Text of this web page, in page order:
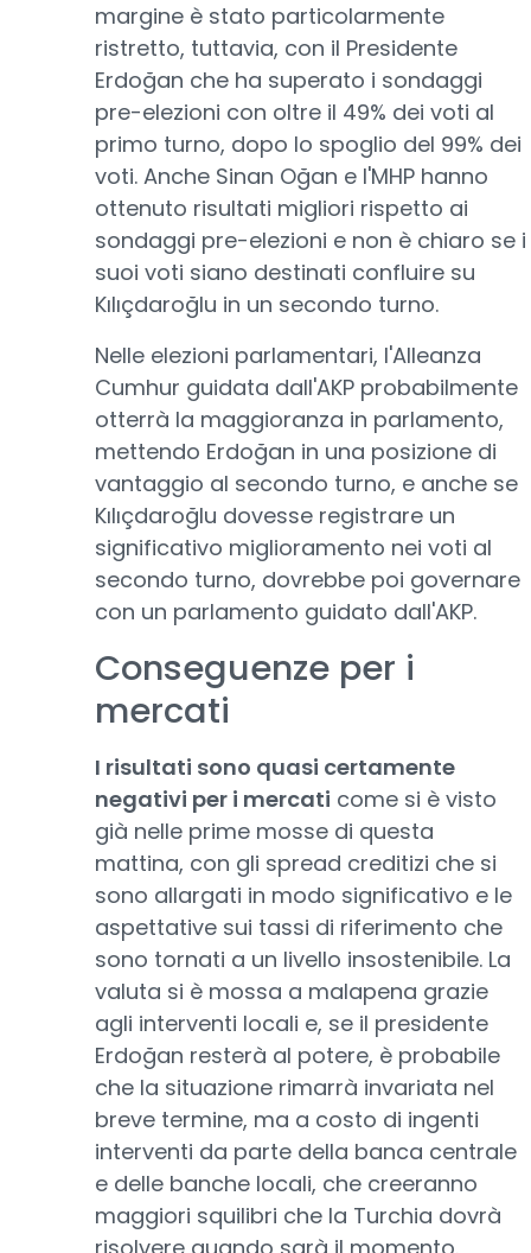
margine è stato particolarmente
ristretto, tuttavia, con il Presidente
Erdoğan che ha superato i sondaggi
pre-elezioni con oltre il 49% dei voti al
primo turno, dopo lo spoglio del 99% dei
voti. Anche Sinan Oğan e l'MHP hanno
ottenuto risultati migliori rispetto ai
sondaggi pre-elezioni e non è chiaro se i
suoi voti siano destinati confluire su
Kılıçdaroğlu in un secondo turno.
Nelle elezioni parlamentari, l'Alleanza
Cumhur guidata dall'AKP probabilmente
otterrà la maggioranza in parlamento,
mettendo Erdoğan in una posizione di
vantaggio al secondo turno, e anche se
Kılıçdaroğlu dovesse registrare un
significativo miglioramento nei voti al
secondo turno, dovrebbe poi governare
con un parlamento guidato dall'AKP.
Conseguenze per i
mercati
I risultati sono quasi certamente
negativi per i mercati come si è visto
già nelle prime mosse di questa
mattina, con gli spread creditizi che si
sono allargati in modo significativo e le
aspettative sui tassi di riferimento che
sono tornati a un livello insostenibile. La
valuta si è mossa a malapena grazie
agli interventi locali e, se il presidente
Erdoğan resterà al potere, è probabile
che la situazione rimarrà invariata nel
breve termine, ma a costo di ingenti
interventi da parte della banca centrale
e delle banche locali, che creeranno
maggiori squilibri che la Turchia dovrà